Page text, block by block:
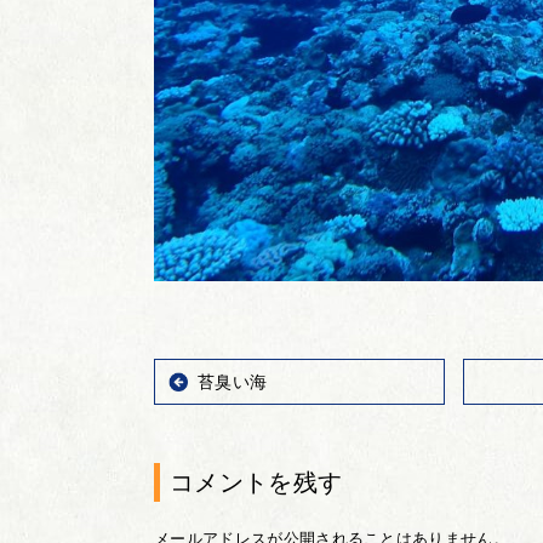
苔臭い海
コメントを残す
メールアドレスが公開されることはありません。